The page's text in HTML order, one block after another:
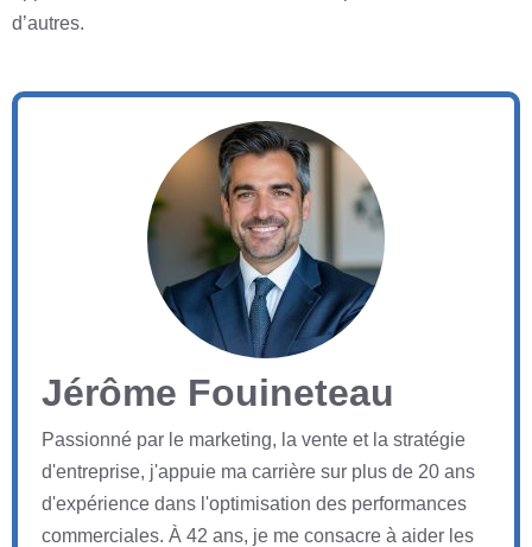
d’autres.
Jérôme Fouineteau
Passionné par le marketing, la vente et la stratégie
d'entreprise, j'appuie ma carrière sur plus de 20 ans
d'expérience dans l'optimisation des performances
commerciales. À 42 ans, je me consacre à aider les